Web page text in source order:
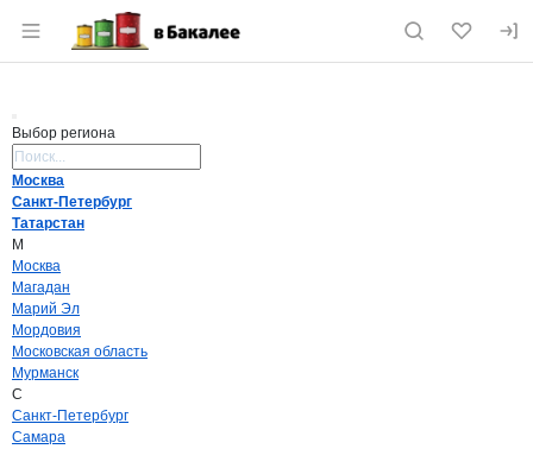
Раздел навигации по сайту vbakalee.ru
Выбор региона
Москва
Санкт-Петербург
Татарстан
М
Москва
Магадан
Марий Эл
Мордовия
Московская область
Мурманск
С
Санкт-Петербург
Самара